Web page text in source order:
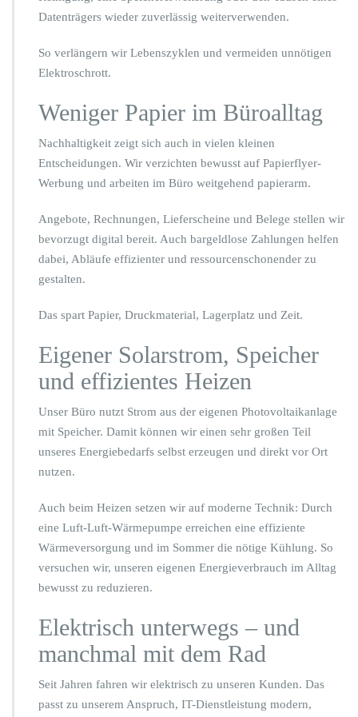
Datenträgers wieder zuverlässig weiterverwenden.
So verlängern wir Lebenszyklen und vermeiden unnötigen
Elektroschrott.
Weniger Papier im Büroalltag
Nachhaltigkeit zeigt sich auch in vielen kleinen
Entscheidungen. Wir verzichten bewusst auf Papierflyer-
Werbung und arbeiten im Büro weitgehend papierarm.
Angebote, Rechnungen, Lieferscheine und Belege stellen wir
bevorzugt digital bereit. Auch bargeldlose Zahlungen helfen
dabei, Abläufe effizienter und ressourcenschonender zu
gestalten.
Das spart Papier, Druckmaterial, Lagerplatz und Zeit.
Eigener Solarstrom, Speicher
und effizientes Heizen
Unser Büro nutzt Strom aus der eigenen Photovoltaikanlage
mit Speicher. Damit können wir einen sehr großen Teil
unseres Energiebedarfs selbst erzeugen und direkt vor Ort
nutzen.
Auch beim Heizen setzen wir auf moderne Technik: Durch
eine Luft-Luft-Wärmepumpe erreichen eine effiziente
Wärmeversorgung und im Sommer die nötige Kühlung. So
versuchen wir, unseren eigenen Energieverbrauch im Alltag
bewusst zu reduzieren.
Elektrisch unterwegs – und
manchmal mit dem Rad
Seit Jahren fahren wir elektrisch zu unseren Kunden. Das
passt zu unserem Anspruch, IT-Dienstleistung modern,